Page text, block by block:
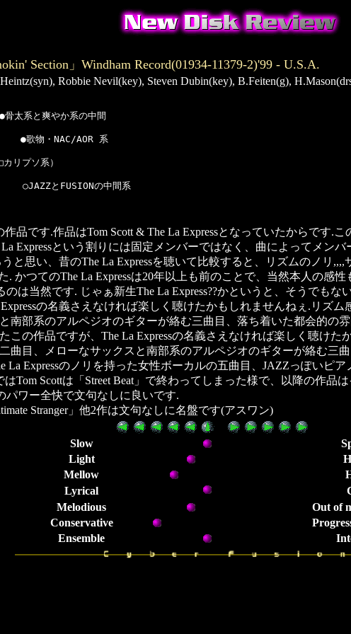
Section」Windham Record(01934-11379-2)'99 - U.S.A.
Robbie Nevil(key), Steven Dubin(key), B.Feiten(g),
太系と爽やか系の中間
　  ●歌物・NAC/AOR 系
□カリプソ系）
○JAZZとFUSIONの中間系
品です.作品はTom Scott & The La Expressとなっていたからです.
Expressという割りには固定メンバーではなく、曲によってメン
と思い、昔のThe La Expressを聴いて比較すると、リズムのノリ
. かつてのThe La Expressは20年以上も前のことで、当然本人の感
は当然です. じゃぁ新生The La Express??かというと、そうでも
の名義さえなければ楽しく聴けたかもしれませんねぇ.リズ
南部系のアルペジオのギターが絡む三曲目、落ち着いた都会的の
この作品ですが、The La Expressの名義さえなければ楽しく聴け
曲目、メローなサックスと南部系のアルペジオのギターが絡む三
La Expressのノリを持った女性ボーカルの五曲目、JAZZっぽいピ
Tom Scottは「Street Beat」で終わってしまった様で、以降の作品
ワー全快で文句なしに良いです.
Stranger」他2作は文句なしに名盤です(アスワン)
Slow
Light
Mellow
Lyrical
Melodious
Out of
Conservative
Ensemble